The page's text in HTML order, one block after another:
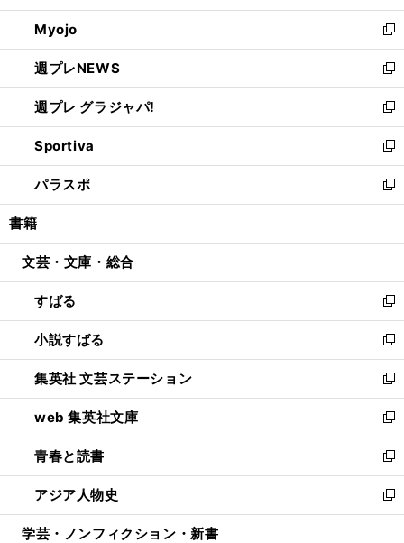
開
く
ウ
で
開
く
ン
ド
ウ
で
開
く
ウ
ィ
ン
ド
ウ
で
開
く
Myojo
新
し
い
ウ
ィ
ン
ド
ウ
で
開
週プレNEWS
新
し
い
ウ
ィ
ン
ド
ウ
開
週プレ グラジャパ!
新
し
い
ウ
ィ
ン
ウ
開
く
Sportiva
新
し
い
ウ
ン
ウ
で
開
く
パラスポ
新
し
ウ
ン
ド
ウ
で
開
く
書籍
文芸・文庫・総合
すばる
新
し
い
ウ
ィ
ン
ド
ウ
で
開
く
小説すばる
新
し
い
ウ
ィ
ン
ド
ウ
で
開
集英社 文芸ステーション
新
し
い
ウ
ィ
ン
ド
ウ
web 集英社文庫
新
し
い
ウ
ィ
ン
青春と読書
新
し
い
ウ
アジア人物史
新
し
学芸・ノンフィクション・新書